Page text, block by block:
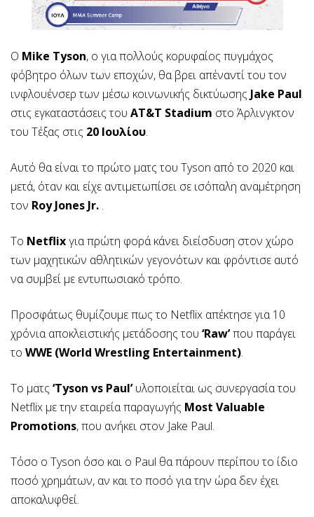
Ο Mike Tyson, ο για πολλούς κορυφαίος πυγμάχος
φόβητρο όλων των εποχών, θα βρει απέναντί του τον
ινφλουένσερ των μέσω κοινωνικής δικτύωσης Jake Paul
στις εγκαταστάσεις του AT&T Stadium στο Άρλινγκτον
του Τέξας στις 20 Ιουλίου.
Αυτό θα είναι το πρώτο ματς του Tyson από το 2020 και
μετά, όταν και είχε αντιμετωπίσει σε ισόπαλη αναμέτρηση
τον Roy Jones Jr. .
To Netflixγια πρώτη φορά κάνει διείσδυση στον χώρο
των μαχητικών αθλητικών γεγονότων και φρόντισε αυτό
να συμβεί με εντυπωσιακό τρόπο.
Προσφάτως θυμίζουμε πως το Netflix απέκτησε για 10
χρόνια αποκλειστικής μετάδοσης του ‘Raw’που παράγει
το WWE (World Wrestling Entertainment).
Το ματς ‘Tyson vs Paul’υλοποιείται ως συνεργασία του
Netflix με την εταιρεία παραγωγής Most Valuable
Promotions, που ανήκει στον Jake Paul.
Τόσο ο Tyson όσο και ο Paul θα πάρουν περίπου το ίδιο
ποσό χρημάτων, αν και το ποσό για την ώρα δεν έχει
αποκαλυφθεί.